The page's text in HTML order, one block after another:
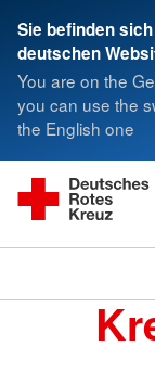
Sie befinden
deutschen
You are on the
you can use the
the English one